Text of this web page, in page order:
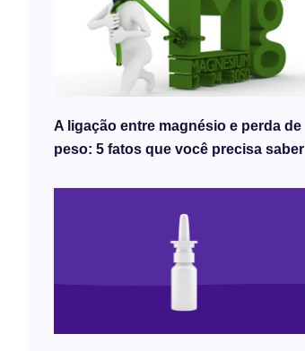
A ligação entre magnésio e perda de
peso: 5 fatos que você precisa saber